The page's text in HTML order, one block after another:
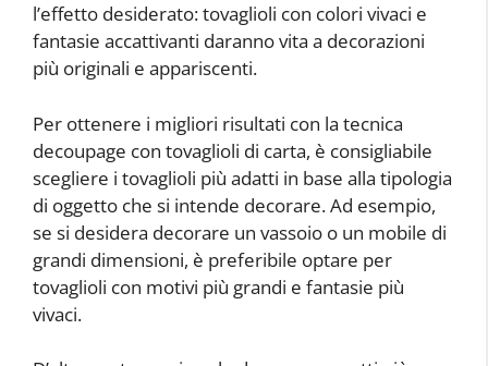
l’effetto desiderato: tovaglioli con colori vivaci e
fantasie accattivanti daranno vita a decorazioni
più originali e appariscenti.
Per ottenere i migliori risultati con la tecnica
decoupage con tovaglioli di carta, è consigliabile
scegliere i tovaglioli più adatti in base alla tipologia
di oggetto che si intende decorare. Ad esempio,
se si desidera decorare un vassoio o un mobile di
grandi dimensioni, è preferibile optare per
tovaglioli con motivi più grandi e fantasie più
vivaci.